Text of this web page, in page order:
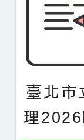
臺北市
理